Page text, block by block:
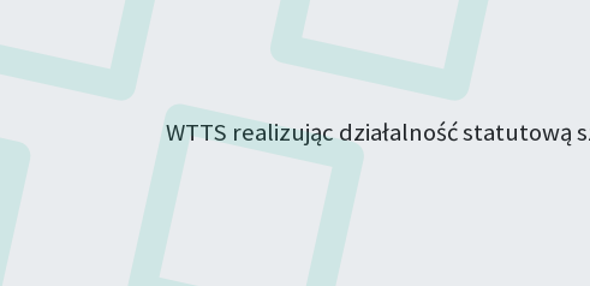
WTTS realizując działalność